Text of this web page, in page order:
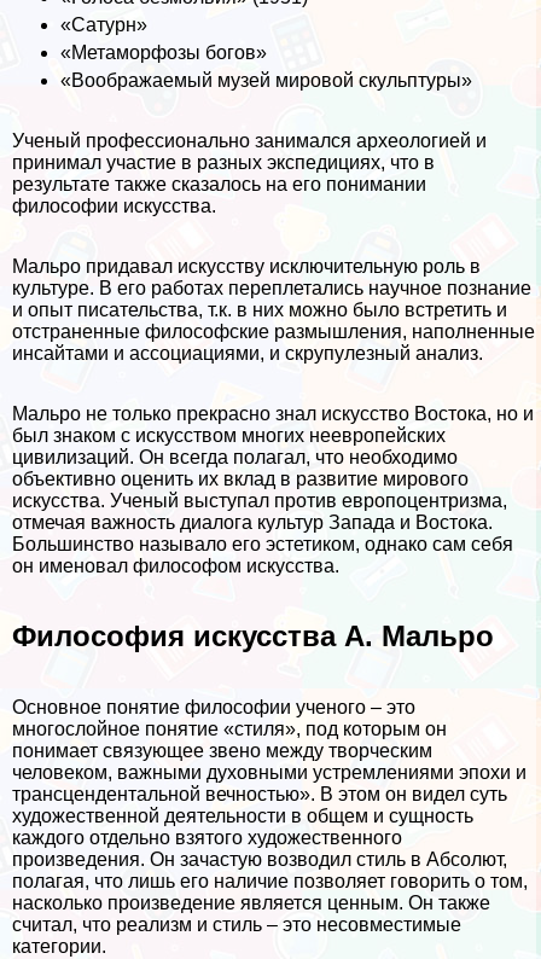
«Сатурн»
«Метаморфозы богов»
«Воображаемый музей мировой скульптуры»
Ученый профессионально занимался археологией и
принимал участие в разных экспедициях, что в
результате также сказалось на его понимании
философии искусства.
Мальро придавал искусству исключительную роль в
культуре. В его работах переплетались научное познание
и опыт писательства, т.к. в них можно было встретить и
отстраненные философские размышления, наполненные
инсайтами и ассоциациями, и скрупулезный анализ.
Мальро не только прекрасно знал искусство Востока, но и
был знаком с искусством многих неевропейских
цивилизаций. Он всегда полагал, что необходимо
объективно оценить их вклад в развитие мирового
искусства. Ученый выступал против европоцентризма,
отмечая важность диалога культур Запада и Востока.
Большинство называло его эстетиком, однако сам себя
он именовал философом искусства.
Философия искусства А. Мальро
Основное понятие философии ученого – это
многослойное понятие «стиля», под которым он
понимает связующее звено между творческим
человеком, важными духовными устремлениями эпохи и
трaнcцендентальной вечностью». В этом он видел суть
художественной деятельности в общем и сущность
каждого отдельно взятого художественного
произведения. Он зачастую возводил стиль в Абсолют,
полагая, что лишь его наличие позволяет говорить о том,
насколько произведение является ценным. Он также
считал, что реализм и стиль – это несовместимые
категории.